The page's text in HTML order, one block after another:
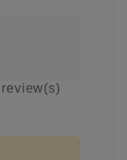
review(s)